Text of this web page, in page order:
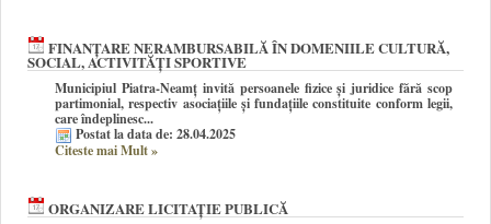
FINANȚARE NERAMBURSABILĂ ÎN DOMENIILE CULTURĂ,
SOCIAL, ACTIVITĂȚI SPORTIVE
Municipiul Piatra-Neamț invită persoanele fizice și juridice fără scop
partimonial, respectiv asociațiile și fundațiile constituite conform legii,
care îndeplinesc...
Postat la data de: 28.04.2025
Citeste mai Mult»
ORGANIZARE LICITAȚIE PUBLICĂ